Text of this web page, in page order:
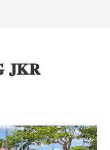
𝐉𝐊𝐑